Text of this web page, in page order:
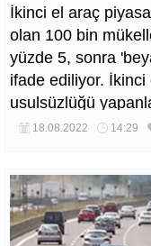
İkinci el araç
olan 100 bin
yüzde 5, sonra
ifade ediliyor. İkinci
usulsüzlüğü
18.08.2022 14:29